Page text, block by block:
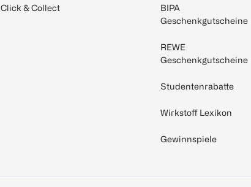
Click & Collect
BIPA
Geschenkgutscheine
REWE
Geschenkgutscheine
Studentenrabatte
Wirkstoff Lexikon
Gewinnspiele